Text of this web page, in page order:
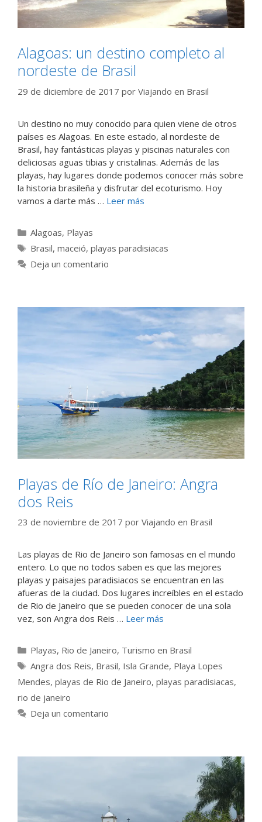
Alagoas: un destino completo al
nordeste de Brasil
29 de diciembre de 2017 por Viajando en Brasil
Un destino no muy conocido para quien viene de otros
países es Alagoas. En este estado, al nordeste de
Brasil, hay fantásticas playas y piscinas naturales con
deliciosas aguas tibias y cristalinas. Además de las
playas, hay lugares donde podemos conocer más sobre
la historia brasileña y disfrutar del ecoturismo. Hoy
vamos a darte más … Leer más
Categorías
Alagoas, Playas
Etiquetas
Brasil, maceió, playas paradisiacas
Deja un comentario
Playas de Río de Janeiro: Angra
dos Reis
23 de noviembre de 2017 por Viajando en Brasil
Las playas de Rio de Janeiro son famosas en el mundo
entero. Lo que no todos saben es que las mejores
playas y paisajes paradisiacos se encuentran en las
afueras de la ciudad. Dos lugares increíbles en el estado
de Rio de Janeiro que se pueden conocer de una sola
vez, son Angra dos Reis … Leer más
Categorías
Playas, Rio de Janeiro, Turismo en Brasil
Etiquetas
Angra dos Reis, Brasil, Isla Grande, Playa Lopes
Mendes, playas de Rio de Janeiro, playas paradisiacas,
rio de janeiro
Deja un comentario